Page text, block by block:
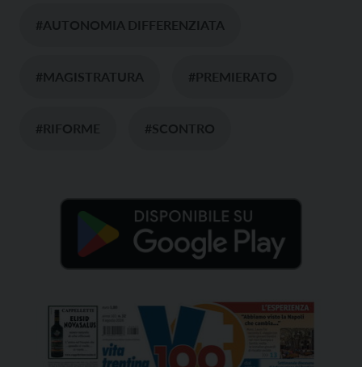
#AUTONOMIA DIFFERENZIATA
#MAGISTRATURA #PREMIERATO
#RIFORME #SCONTRO